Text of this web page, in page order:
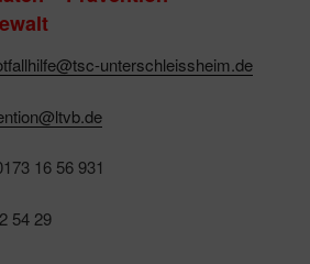
unterschleissheim.de
16 56 931
54 29